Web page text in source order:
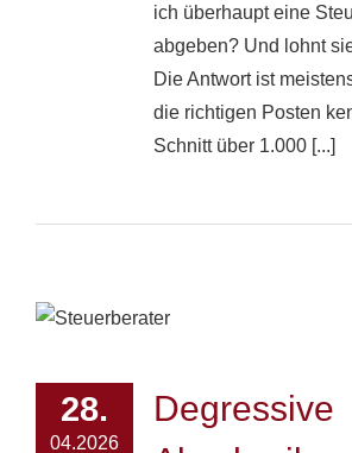
ich überhaupt eine
abgeben? Und lohnt
Die Antwort ist
die richtigen Posten
Schnitt über 1.000 [...]
28.
04.2026
Degressive